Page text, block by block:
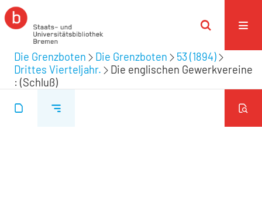
Die Grenzboten Die Grenzboten
53 (1894)
Drittes Vierteljahr.
Die englischen Gewerkvereine
: (Schluß)